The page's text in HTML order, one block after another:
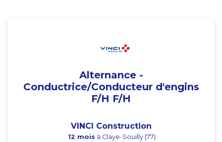
Alternance -
Conductrice/Conducteur d'engins
F/H F/H
VINCI Construction
12 mois à Claye-Souilly (77)